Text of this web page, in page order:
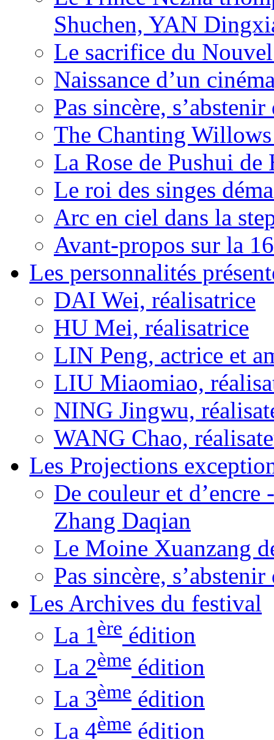
Shuchen, YAN
Le sacrifice du
Naissance d’un
Pas sincère,
The Chanting
La Rose de Pushui de
Le roi des singes
Arc en ciel dans la
Avant-propos sur la
Les personnalités
DAI Wei, réalisatrice
HU Mei, réalisatrice
LIN Peng, actrice et
LIU Miaomiao,
NING Jingwu,
WANG Chao,
Les Projections
De couleur et
Zhang Daqian
Le Moine Xuanzang
Pas sincère,
Les Archives du festival
La 1ère édition
La 2ème édition
La 3ème édition
La 4ème édition